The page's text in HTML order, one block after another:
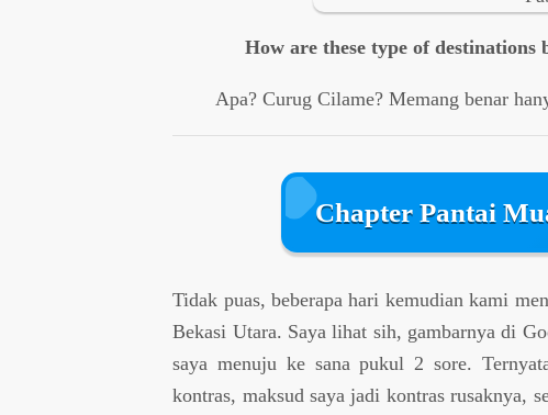
How are these type of destinations
Apa? Curug Cilame? Memang benar
Chapter Pantai
Tidak puas, beberapa hari kemudian kami
Bekasi Utara. Saya lihat sih, gambarnya di
saya menuju ke sana pukul 2 sore.
kontras, maksud saya jadi kontras rusaknya,